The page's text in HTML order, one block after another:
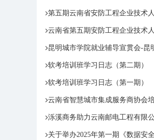
第五期云南省安防工程企业技术人员专业培训圆满
云南省第五期安防工程企业技术人员专业培
昆明城市学院就业辅导宣贯会-昆明泺溪赋能学子职业道
软考培训班学习日志（第二期）
软考培训班学习日志（第一期）
云南省智慧城市集成服务商协会培训和资质服务部组织保密资质管理及延期换证专
泺溪商务助力云南邮电工程有限公司筑牢保密防线——首期保密教育培训圆
关于举办2025年第一期《数据安全防护、评估及数据资产入表》暨《数据安全工程师》(高级)网络专题培